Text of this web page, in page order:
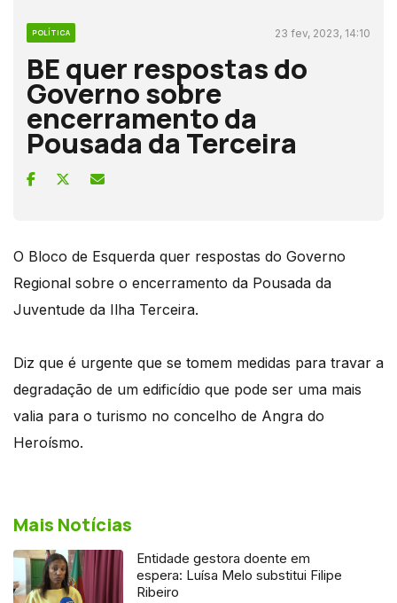
POLÍTICA 23 fev, 2023, 14:10
BE quer respostas do
Governo sobre
encerramento da
Pousada da Terceira
O Bloco de Esquerda quer respostas do Governo
Regional sobre o encerramento da Pousada da
Juventude da Ilha Terceira.
Diz que é urgente que se tomem medidas para travar a
degradação de um edificídio que pode ser uma mais
valia para o turismo no concelho de Angra do
Heroísmo.
Mais Notícias
Entidade gestora doente em
espera: Luísa Melo substitui Filipe
Ribeiro